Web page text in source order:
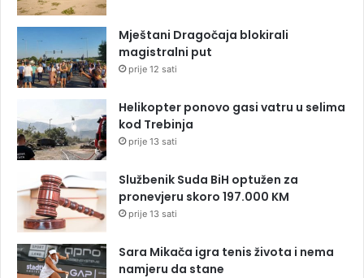
Mještani Dragočaja blokirali
magistralni put
prije 12 sati
Helikopter ponovo gasi vatru u selima
kod Trebinja
prije 13 sati
Službenik Suda BiH optužen za
pronevjeru skoro 197.000 KM
prije 13 sati
Sara Mikača igra tenis života i nema
namjeru da stane